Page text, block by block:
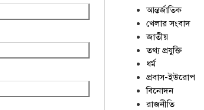
আন্তর্জাতিক
খেলার সংবাদ
জাতীয়
তথ্য প্রযুক্তি
ধর্ম
প্রবাস-ইউরোপ
বিনোদন
রাজনীতি